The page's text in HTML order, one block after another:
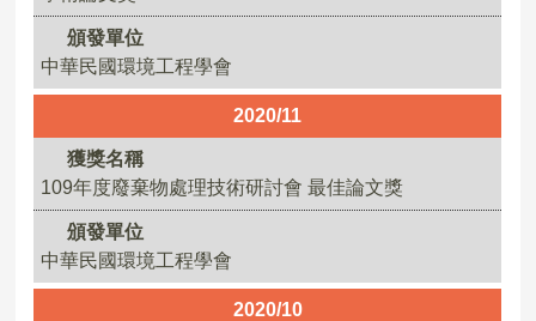
頒發單位
中華民國環境工程學會
2020/11
獲獎名稱
109年度廢棄物處理技術研討會 最佳論文獎
頒發單位
中華民國環境工程學會
2020/10